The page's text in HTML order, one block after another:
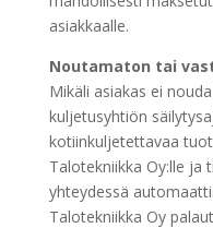
asiakkaalle.
Noutamaton tai
Mikäli asiakas ei
kuljetusyhtiön
kotiinkuljetettavaa
Talotekniikka Oy:lle ja
yhteydessä
Talotekniikka Oy